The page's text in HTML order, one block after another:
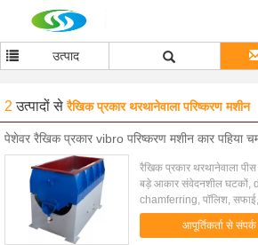
उत्पाद
2 उत्पादों से रैखिक प्रकार थरथानेवाला परिष्करण मशीन
पेशेवर रैखिक प्रकार vibro परिष्करण मशीन कार पहिया
रैखिक प्रकार थरथानेवाला
बड़े आकार संवेदनशील घटकों,
chamferring, पॉलिश,
प्रकार के लिए उपयुक्त है धातु,
आपूर्तिकर्ता से